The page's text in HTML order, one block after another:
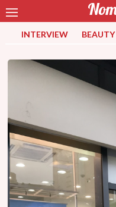
INTERVIEW BEAUTY